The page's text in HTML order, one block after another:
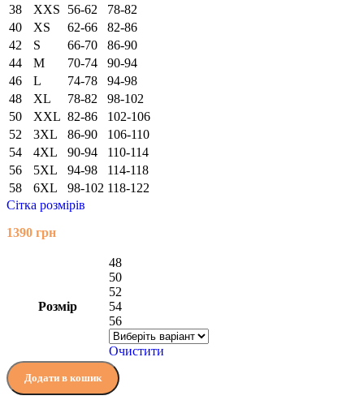
38
XXS 56-62
78-82
40
XS 62-66
82-86
42
S 66-70
86-90
44
M 70-74
90-94
46
L 74-78
94-98
48
XL 78-82
98-102
50
XXL 82-86
102-106
52
3XL 86-90
106-110
54
4XL 90-94
110-114
56
5XL 94-98
114-118
58
6XL 98-102 118-122
Сітка розмірів
1390 грн
Розмір
48
50
52
54
56
Очистити
Додати в кошик